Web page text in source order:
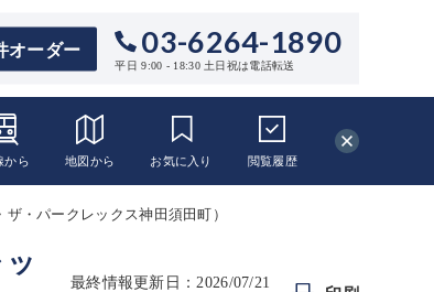
オーダー 03-6264-1890
平日 9:00 - 18:30 土日祝は電話転送
から 地図から お気に入り 閲覧履歴
・パークレックス神田須田町）
最終情報更新日：2026/07/21